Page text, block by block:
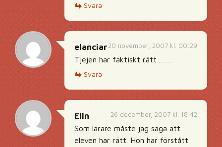
Svara
20 november, 2007 kl. 00:29
elanciar
Tjejen har faktiskt rätt…….
Svara
26 december, 2007 kl. 18:42
Elin
Som lärare måste jag säga att
eleven har rätt. Hon har förstått